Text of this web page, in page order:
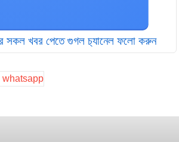
সকল খবর পেতে গুগল চ‌্যানেল ফলো করুন